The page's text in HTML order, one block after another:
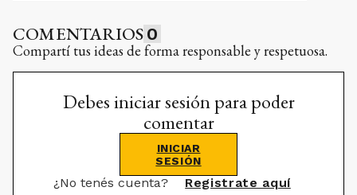
COMENTARIOS 0
Compartí tus ideas de forma responsable y respetuosa.
Debes iniciar sesión para poder
comentar
INICIAR
SESIÓN
¿No tenés cuenta? Registrate aquí